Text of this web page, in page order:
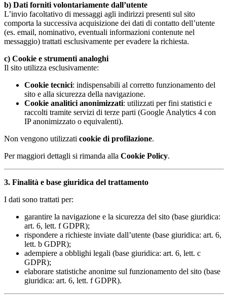
b) Dati forniti volontariamente dall’utente
L’invio facoltativo di messaggi agli indirizzi presenti sul sito
comporta la successiva acquisizione dei dati di contatto dell’utente
(es. email, nominativo, eventuali informazioni contenute nel
messaggio) trattati esclusivamente per evadere la richiesta.
c) Cookie e strumenti analoghi
Il sito utilizza esclusivamente:
Cookie tecnici: indispensabili al corretto funzionamento del
sito e alla sicurezza della navigazione.
Cookie analitici anonimizzati: utilizzati per fini statistici e
raccolti tramite servizi di terze parti (Google Analytics 4 con
IP anonimizzato o equivalenti).
Non vengono utilizzati cookie di profilazione.
Per maggiori dettagli si rimanda alla Cookie Policy.
3. Finalità e base giuridica del trattamento
I dati sono trattati per:
garantire la navigazione e la sicurezza del sito (base giuridica:
art. 6, lett. f GDPR);
rispondere a richieste inviate dall’utente (base giuridica: art. 6,
lett. b GDPR);
adempiere a obblighi legali (base giuridica: art. 6, lett. c
GDPR);
elaborare statistiche anonime sul funzionamento del sito (base
giuridica: art. 6, lett. f GDPR).